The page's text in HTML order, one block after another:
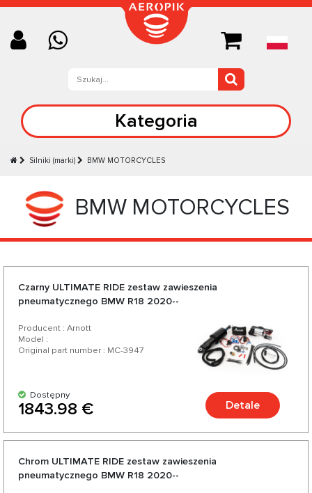
Kategoria
Silniki (marki) BMW MOTORCYCLES
BMW MOTORCYCLES
Czarny ULTIMATE RIDE zestaw zawieszenia
pneumatycznego BMW R18 2020--
Producent : Arnott
Model :
Original part number : MC-3947
Dostępny
1843.98 € Detale
Chrom ULTIMATE RIDE zestaw zawieszenia
pneumatycznego BMW R18 2020--